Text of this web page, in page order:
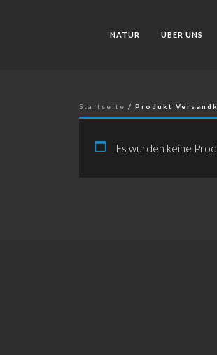
NATUR ÜBER UNS
Startseite / Produkt
Es wurden keine